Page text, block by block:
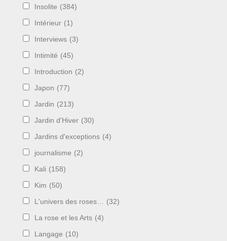
Insolite (384)
Intérieur (1)
Interviews (3)
Intimité (45)
Introduction (2)
Japon (77)
Jardin (213)
Jardin d'Hiver (30)
Jardins d'exceptions (4)
journalisme (2)
Kali (158)
Kim (50)
L'univers des roses… (32)
La rose et les Arts (4)
Langage (10)